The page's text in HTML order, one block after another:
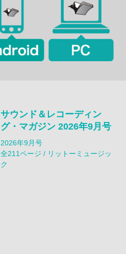
サウンド＆レコーディン
グ・マガジン 2026年9月号
2026年9月号
全211ページ / リットーミュージッ
ク